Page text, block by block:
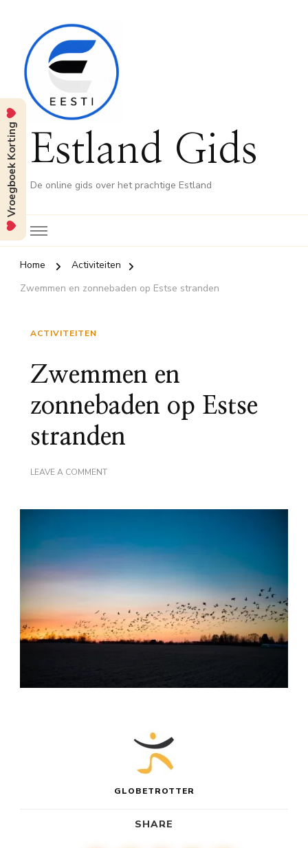
Estland Gids
De online gids over het prachtige Estland
Home
Activiteiten
Zwemmen en zonnebaden op Estse stranden
ACTIVITEITEN
Zwemmen en
zonnebaden op Estse
stranden
LEAVE A COMMENTON
GLOBETROTTER
SHARE
Vroegboek Korting